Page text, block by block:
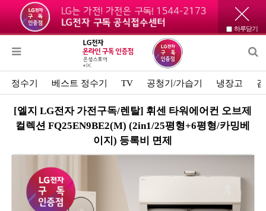
하루닫기
정수기 베스트 정수기 TV 공청기/가습기 냉장고
[엘지 LG전자 가전구독/렌탈] 휘센 타워에어컨 오브제
컬렉션 FQ25EN9BE2(M) (2in1/25평형+6평형/카밍베
이지) 등록비 면제